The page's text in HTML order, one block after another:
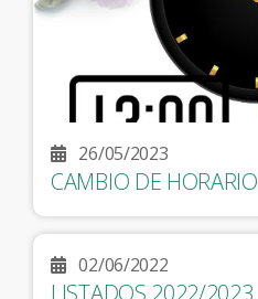
26/05/2023
CAMBIO DE HORARIO
02/06/2022
LISTADOS 2022/2023